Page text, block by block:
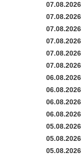
07.08.2026
07.08.2026
07.08.2026
07.08.2026
07.08.2026
07.08.2026
06.08.2026
06.08.2026
06.08.2026
06.08.2026
05.08.2026
05.08.2026
05.08.2026